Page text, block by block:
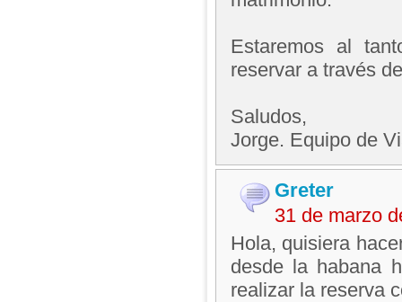
Estaremos al
reservar a través
Saludos,
Jorge. Equipo de
Greter
31 de marzo
Hola, quisiera
desde la habana
realizar la reserva